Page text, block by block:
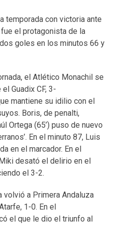
temporada con victoria ante
el protagonista de la
goles en los minutos 66 y
el Atlético Monachil se
Guadix CF, 3-
mantiene su idilio con el
Boris, de penalti,
Ortega (65’) puso de nuevo
En el minuto 87, Luis
en el marcador. En el
desató el delirio en el
el 3-2.
volvió a Primera Andaluza
1-0. En el
el que le dio el triunfo al